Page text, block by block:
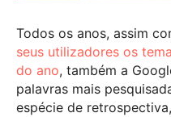
Todos os anos, assim
seus utilizadores os
do ano, também a
palavras mais
espécie de